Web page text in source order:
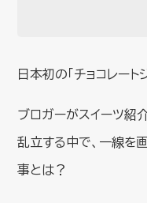
日本初の「チョコレート
ブロガーがスイーツ紹
乱立する中で、一線を
事とは？